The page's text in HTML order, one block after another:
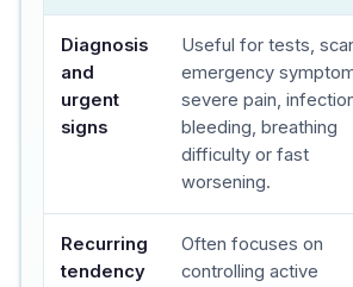
Diagnosis
and
urgent
signs
Useful for tests,
emergency
severe pain,
bleeding, breathing
difficulty or fast
worsening.
Recurring
tendency
Often focuses on
controlling active